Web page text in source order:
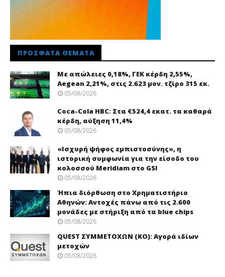
ΠΡΌΣΦΑΤΑ ΘΈΜΑΤΑ
Με απώλειες 0,18%, ΓΕΚ κέρδη 2,55%,
Aegean 2,21%, στις 2.623 μον. τζίρο 315 εκ.
05/08/2026
Coca-Cola HBC: Στα €524,4 εκατ. τα καθαρά
κέρδη, αύξηση 11,4%
05/08/2026
«Ισχυρή ψήφος εμπιστοσύνης», η
ιστορική συμφωνία για την είσοδο του
κολοσσού Meridiam στο GSI
05/08/2026
Ήπια διόρθωση στο Χρηματιστήριο
Αθηνών: Αντοχές πάνω από τις 2.600
μονάδες με στήριξη από τα blue chips
05/08/2026
QUEST ΣΥΜΜΕΤΟΧΩΝ (ΚΟ): Αγορά ιδίων
μετοχών
05/08/2026